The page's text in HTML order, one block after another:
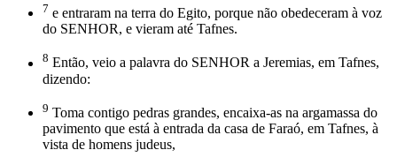
7 e entraram na terra do Egito, porque não obedeceram à voz
do SENHOR, e vieram até Tafnes.
8 Então, veio a palavra do SENHOR a Jeremias, em Tafnes,
dizendo:
9 Toma contigo pedras grandes, encaixa-as na argamassa do
pavimento que está à entrada da casa de Faraó, em Tafnes, à
vista de homens judeus,